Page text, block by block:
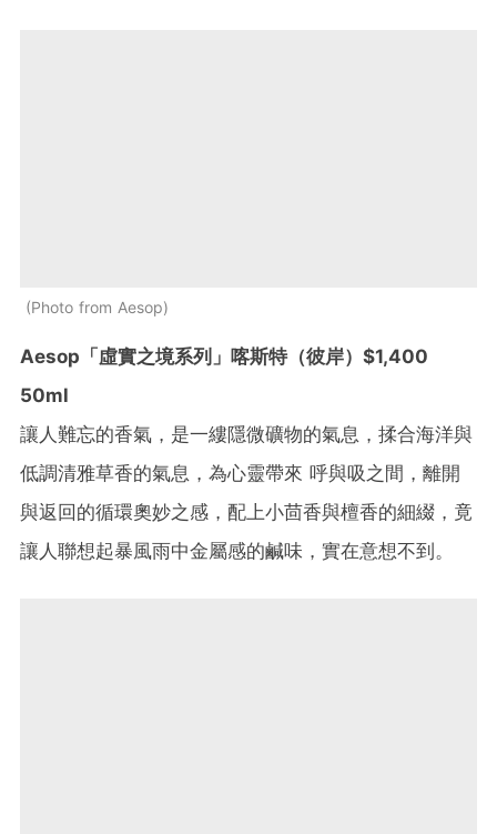
Photo from Aesop
Aesop「虛實之境系列」喀斯特（彼岸）$1,400
50ml
讓人難忘的香氣，是一縷隱微礦物的氣息，揉合海洋與
低調清雅草香的氣息，為心靈帶來 呼與吸之間，離開
與返回的循環奧妙之感，配上小茴香與檀香的細綴，竟
讓人聯想起暴風雨中金屬感的鹹味，實在意想不到。